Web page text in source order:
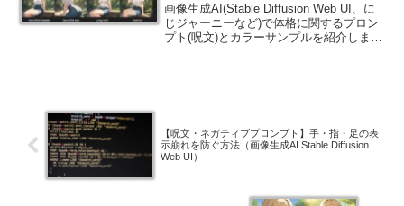
画像生成AI(Stable Diffusion Web UI、に
じジャーニーなど)で体格に関するプロン
プト(呪文)とカラーサンプルを紹介しま
【呪文・ネガティブプロンプト】手・指・足の表
示崩れを防ぐ方法（画像生成AI Stable Diffusion
Web UI）